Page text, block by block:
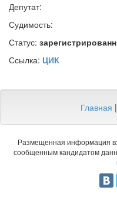
Депутат:
Судимость:
Статус:
Ссылка: ЦИК
Главная
Размещенная информация
сообщенным кандидатом